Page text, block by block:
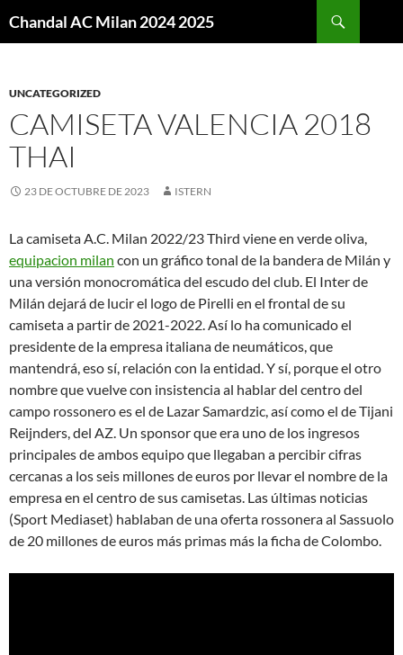
Chandal AC Milan 2024 2025
UNCATEGORIZED
CAMISETA VALENCIA 2018
THAI
23 DE OCTUBRE DE 2023 ISTERN
La camiseta A.C. Milan 2022/23 Third viene en verde oliva,
equipacion milan con un gráfico tonal de la bandera de Milán y
una versión monocromática del escudo del club. El Inter de
Milán dejará de lucir el logo de Pirelli en el frontal de su
camiseta a partir de 2021-2022. Así lo ha comunicado el
presidente de la empresa italiana de neumáticos, que
mantendrá, eso sí, relación con la entidad. Y sí, porque el otro
nombre que vuelve con insistencia al hablar del centro del
campo rossonero es el de Lazar Samardzic, así como el de Tijani
Reijnders, del AZ. Un sponsor que era uno de los ingresos
principales de ambos equipo que llegaban a percibir cifras
cercanas a los seis millones de euros por llevar el nombre de la
empresa en el centro de sus camisetas. Las últimas noticias
(Sport Mediaset) hablaban de una oferta rossonera al Sassuolo
de 20 millones de euros más primas más la ficha de Colombo.